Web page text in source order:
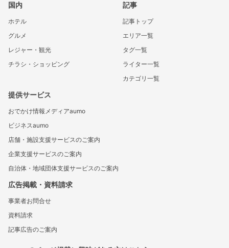
国内
ホテル
グルメ
レジャー・観光
チラシ・ショッピング
記事
記事トップ
エリア一覧
タグ一覧
ライター一覧
カテゴリ一覧
提供サービス
おでかけ情報メディアaumo
ビジネスaumo
店舗・施設支援サービスのご案内
企業支援サービスのご案内
自治体・地域団体支援サービスのご案内
広告掲載・資料請求
事業者お問合せ
資料請求
記事広告のご案内